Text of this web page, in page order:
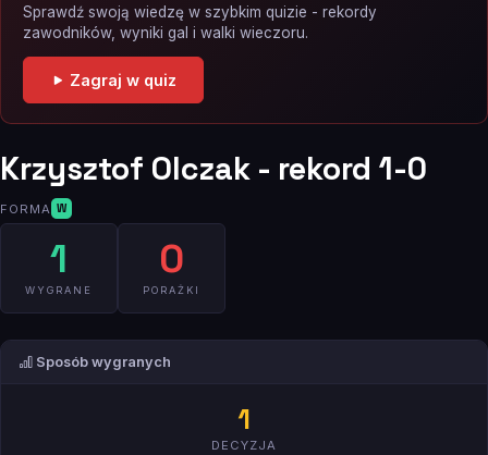
Sprawdź swoją wiedzę w szybkim quizie - rekordy
zawodników, wyniki gal i walki wieczoru.
Zagraj w quiz
Krzysztof Olczak - rekord 1-0
FORMA W
1
WYGRANE
0
PORAŻKI
Sposób wygranych
1
DECYZJA